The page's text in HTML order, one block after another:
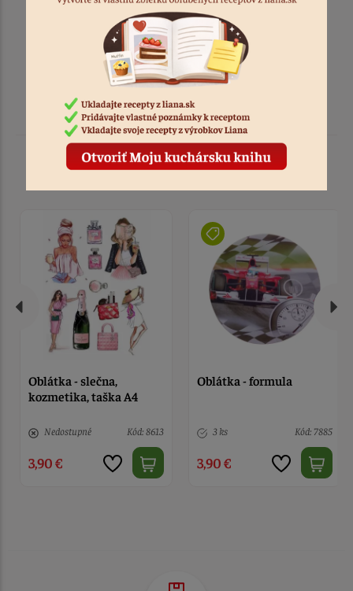
farba: neutrálna (bezfarebný)
Podobné produkty
Oblátka - slečna,
kozmetika, taška A4
Nedostupné Kód: 8613
3,90 €
Oblátka - formula
3 ks Kód: 7885
3,90 €